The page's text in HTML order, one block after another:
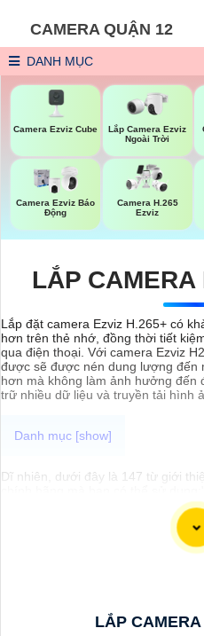
CAMERA QUẬN 12
DANH MỤC
Camera Ezviz Cube
Lắp Camera Ezviz
Ngoài Trời
Camera Ezviz Báo
Động
Camera H.265
Ezviz
LẮP CAMERA
Lắp đặt camera Ezviz H.265+ có
hơn trên thẻ nhớ, đồng thời tiết
qua điện thoại. Với camera Ezviz
được sẽ được nén dung lượng đến
hơn mà không làm ảnh hưởng đến
trữ nhiều dữ liệu và truyền tải hình
Dĩ nhiên, dưới đây là 147 từ giới
tưởng cho việc giám sát gia đình
an toàn. Với chất lượng hình ảnh
dây, thiết kế nhỏ gọn và dễ dàng
chắc
LẮP